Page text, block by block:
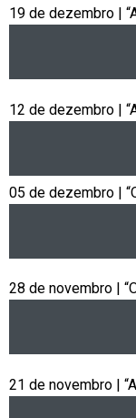
19 de dezembro |
12 de dezembro |
05 de dezembro |
28 de novembro |
21 de novembro |